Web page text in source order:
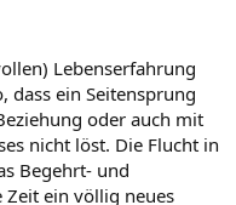
Lebenserfahrung
dass ein Seitensprung
oder auch mit
nicht löst. Die Flucht in
Begehrt- und
ein völlig neues